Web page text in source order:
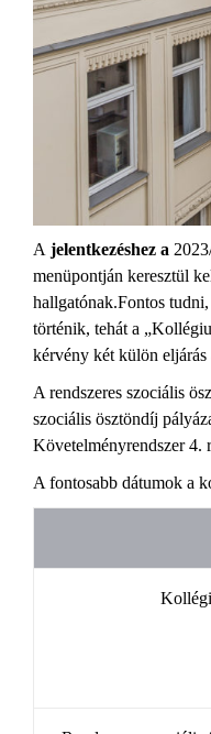
A jelentkezéshez a
menüpontján keresztül
hallgatónak.Fontos
történik, tehát a
kérvény két külön eljárás
A rendszeres szociális
szociális ösztöndíj
Követelményrendszer 4.
A fontosabb dátumok a